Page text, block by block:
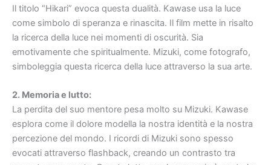
Il titolo “Hikari” evoca questa dualità. Kawase usa la luce
come simbolo di speranza e rinascita. Il film mette in risalto
la ricerca della luce nei momenti di oscurità. Sia
emotivamente che spiritualmente. Mizuki, come fotografo,
simboleggia questa ricerca della luce attraverso la sua arte.
2. Memoria e lutto:
La perdita del suo mentore pesa molto su Mizuki. Kawase
esplora come il dolore modella la nostra identità e la nostra
percezione del mondo. I ricordi di Mizuki sono spesso
evocati attraverso flashback, creando un contrasto tra